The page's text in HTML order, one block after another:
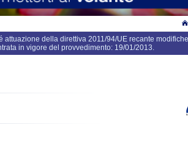
della direttiva 2011/94/UE recante
in vigore del provvedimento: 19/01/2013.